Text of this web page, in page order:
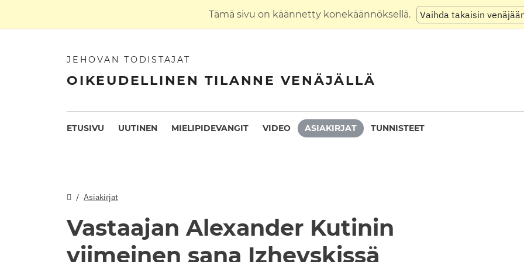
Tämä sivu on käännetty konekäännöksellä. Vaihda takaisin
JEHOVAN TODISTAJAT
OIKEUDELLINEN TILANNE VENÄJÄLLÄ
ETUSIVU UUTINEN MIELIPIDEVANGIT VIDEO ASIAKIRJAT TUNNISTEET
Asiakirjat
Vastaajan Alexander Kutinin
viimeinen sana Izhevskissä